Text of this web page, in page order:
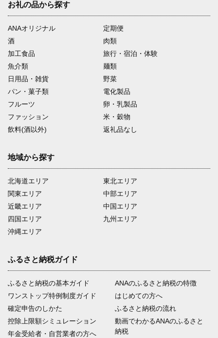
お礼の品から探す
ANAオリジナル
定期便
酒
肉類
加工食品
旅行・宿泊・体験
魚介類
麺類
日用品・雑貨
野菜
パン・菓子類
電化製品
フルーツ
卵・乳製品
ファッション
米・穀物
飲料(酒以外)
返礼品なし
地域から探す
北海道エリア
関東エリア
近畿エリア
四国エリア
沖縄エリア
東北エリア
中部エリア
中国エリア
九州エリア
ふるさと納税ガイド
ふるさと納税の基本ガイド
ワンストップ特例制度ガイド
確定申告のしかた
控除上限額シミュレーション
年金受給者・自営業者の方へ
ANAのふるさと納税の特徴
はじめての方へ
ふるさと納税の流れ
動画でわかるANAのふるさと
納税